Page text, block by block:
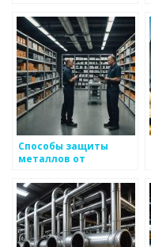
Способы защиты
металлов от